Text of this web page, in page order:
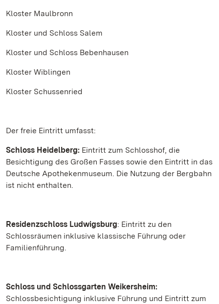
Kloster Maulbronn
Kloster und Schloss Salem
Kloster und Schloss Bebenhausen
Kloster Wiblingen
Kloster Schussenried
Der freie Eintritt umfasst:
Schloss Heidelberg: Eintritt zum Schlosshof, die
Besichtigung des Großen Fasses sowie den Eintritt in das
Deutsche Apothekenmuseum. Die Nutzung der Bergbahn
ist nicht enthalten.
Residenzschloss Ludwigsburg: Eintritt zu den
Schlossräumen inklusive klassische Führung oder
Familienführung.
Schloss und Schlossgarten Weikersheim:
Schlossbesichtigung inklusive Führung und Eintritt zum